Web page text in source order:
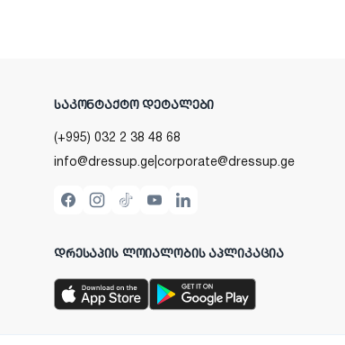
ᲡᲐᲙᲝᲜᲢᲐᲥᲢᲝ ᲓᲔᲢᲐᲚᲔᲑᲘ
(+995) 032 2 38 48 68
info@dressup.gecorporate@dressup.ge
ᲓᲠᲔᲡᲐᲞᲘᲡ ᲚᲝᲘᲐᲚᲝᲑᲘᲡ ᲐᲞᲚᲘᲙᲐᲪᲘᲐ